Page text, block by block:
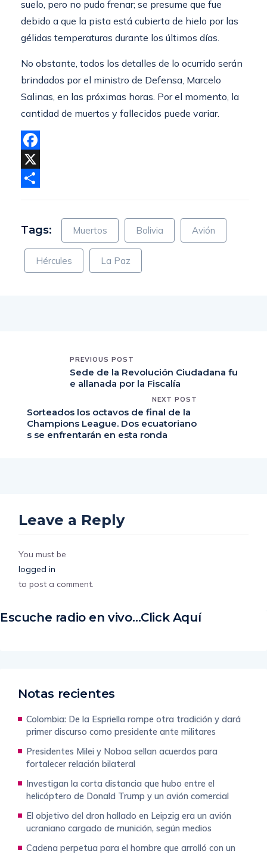
suelo, pero no pudo frenar; se presume que fue
debido a que la pista está cubierta de hielo por las
gélidas temperaturas durante los últimos días.
No obstante, todos los detalles de lo ocurrido serán
brindados por el ministro de Defensa, Marcelo
Salinas, en las próximas horas. Por el momento, la
cantidad de muertos y fallecidos puede variar.
Facebook
X
Tags: Muertos Bolivia Avión
Hércules La Paz
PREVIOUS POST
Sede de la Revolución Ciudadana fu
e allanada por la Fiscalía
NEXT POST
Sorteados los octavos de final de la
Champions League. Dos ecuatoriano
s se enfrentarán en esta ronda
Leave a Reply
You must be
logged in
to post a comment.
Escuche radio en vivo…Click Aquí
Notas recientes
Colombia: De la Espriella rompe otra tradición y dará
primer discurso como presidente ante militares
Presidentes Milei y Noboa sellan acuerdos para
fortalecer relación bilateral
Investigan la corta distancia que hubo entre el
helicóptero de Donald Trump y un avión comercial
El objetivo del dron hallado en Leipzig era un avión
ucraniano cargado de munición, según medios
Cadena perpetua para el hombre que arrolló con un